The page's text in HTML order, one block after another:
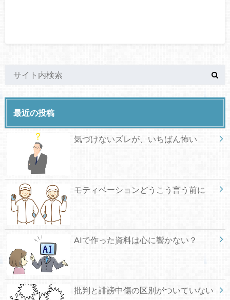
最近の投稿
気づけないズレが、いちばん怖い
モティベーションどうこう言う前に
AIで作った資料は心に響かない？
批判と誹謗中傷の区別がついていない